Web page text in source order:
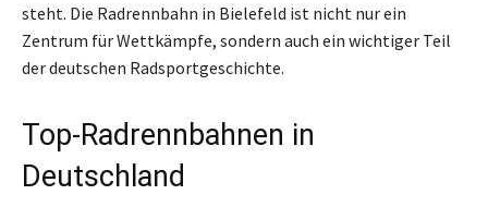
steht. Die Radrennbahn in Bielefeld ist nicht nur ein
Zentrum für Wettkämpfe, sondern auch ein wichtiger Teil
der deutschen Radsportgeschichte.
Top-Radrennbahnen in
Deutschland